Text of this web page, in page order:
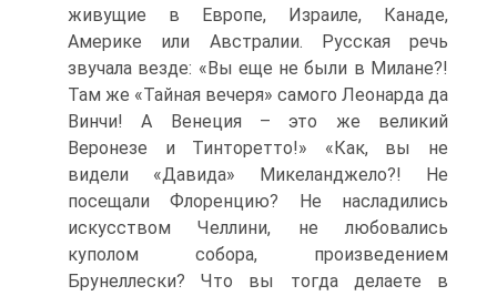
живущие в Европе, Израиле, Канаде,
Америке или Австралии. Русская речь
звучала везде: «Вы еще не были в Милане?!
Там же «Тайная вечеря» самого Леонарда да
Винчи! А Венеция – это же великий
Веронезе и Тинторетто!» «Как, вы не
видели «Давида» Микеланджело?! Не
посещали Флоренцию? Не насладились
искусством Челлини, не любовались
куполом собора, произведением
Брунеллески? Что вы тогда делаете в